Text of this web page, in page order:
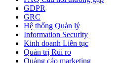
GDPR
GRC
Hệ thống Quản lý
Information Security
Kinh doanh Liên tục
Quản trị Rủi ro
Quảng cáo marketing